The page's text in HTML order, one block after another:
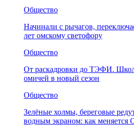
Общество
Начинали с рычагов,
лет омскому светофору
Общество
От раскадровки до ТЭФИ.
омичей в новый сезон
Общество
Зелёные холмы, береговые
водным экраном: как меняется